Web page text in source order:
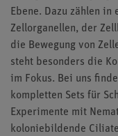
Ebene. Dazu zählen
Zellorganellen, der
die Bewegung von
steht besonders die
im Fokus. Bei uns
kompletten Sets für
Experimente mit
koloniebildende